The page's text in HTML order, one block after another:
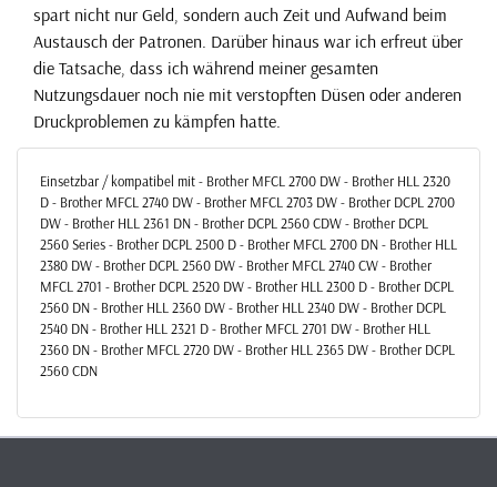
spart nicht nur Geld, sondern auch Zeit und Aufwand beim
Austausch der Patronen. Darüber hinaus war ich erfreut über
die Tatsache, dass ich während meiner gesamten
Nutzungsdauer noch nie mit verstopften Düsen oder anderen
Druckproblemen zu kämpfen hatte.
Einsetzbar / kompatibel mit - Brother MFCL 2700 DW - Brother HLL 2320
D - Brother MFCL 2740 DW - Brother MFCL 2703 DW - Brother DCPL 2700
DW - Brother HLL 2361 DN - Brother DCPL 2560 CDW - Brother DCPL
2560 Series - Brother DCPL 2500 D - Brother MFCL 2700 DN - Brother HLL
2380 DW - Brother DCPL 2560 DW - Brother MFCL 2740 CW - Brother
MFCL 2701 - Brother DCPL 2520 DW - Brother HLL 2300 D - Brother DCPL
2560 DN - Brother HLL 2360 DW - Brother HLL 2340 DW - Brother DCPL
2540 DN - Brother HLL 2321 D - Brother MFCL 2701 DW - Brother HLL
2360 DN - Brother MFCL 2720 DW - Brother HLL 2365 DW - Brother DCPL
2560 CDN